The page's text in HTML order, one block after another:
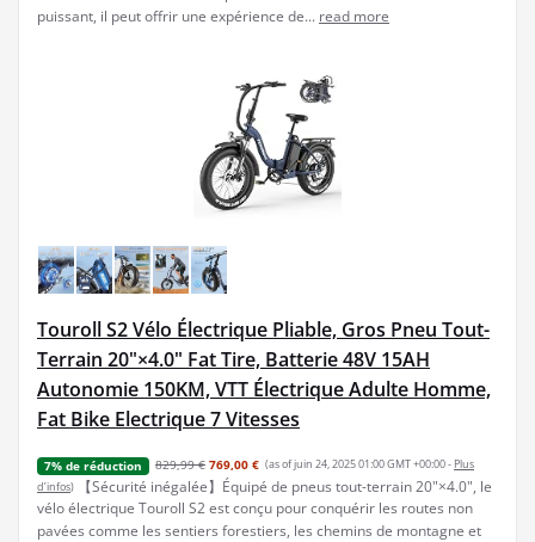
puissant, il peut offrir une expérience de... read more
Touroll S2 Vélo Électrique Pliable, Gros Pneu Tout-
Terrain 20"×4.0" Fat Tire, Batterie 48V 15AH
Autonomie 150KM, VTT Électrique Adulte Homme,
Fat Bike Electrique 7 Vitesses
7% de réduction 829,99 € 769,00 € (as of juin 24, 2025 01:00 GMT +00:00 - Plus
d’infos)
【Sécurité inégalée】Équipé de pneus tout-terrain 20"×4.0", le
vélo électrique Touroll S2 est conçu pour conquérir les routes non
pavées comme les sentiers forestiers, les chemins de montagne et